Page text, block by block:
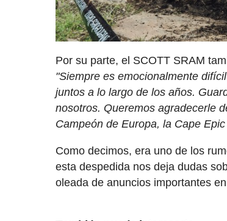
Por su parte, el SCOTT SRAM
"Siempre es emocionalmente
juntos a lo largo de los años.
nosotros. Queremos agradecerle
Campeón de Europa, la Cape
Como decimos, era uno de los
esta despedida nos deja dudas
oleada de anuncios importantes